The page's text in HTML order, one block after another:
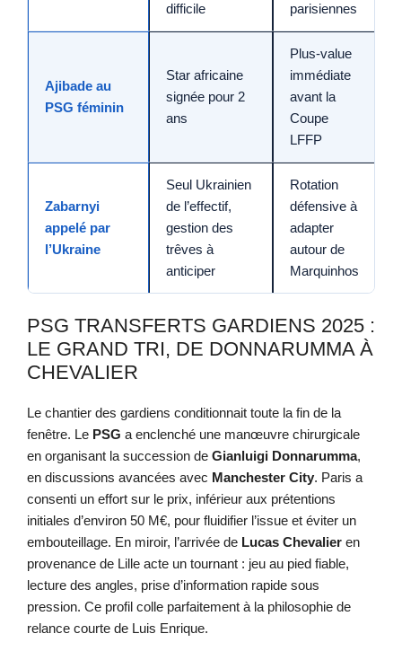
difficile
parisiennes
Ajibade au
PSG féminin
Star africaine
signée pour 2
ans
Plus-value
immédiate
avant la
Coupe
LFFP
Zabarnyi
appelé par
l’Ukraine
Seul Ukrainien
de l’effectif,
gestion des
trêves à
anticiper
Rotation
défensive à
adapter
autour de
Marquinhos
PSG TRANSFERTS GARDIENS 2025 :
LE GRAND TRI, DE DONNARUMMA À
CHEVALIER
Le chantier des gardiens conditionnait toute la fin de la
fenêtre. Le PSG a enclenché une manœuvre chirurgicale
en organisant la succession de Gianluigi Donnarumma,
en discussions avancées avec Manchester City. Paris a
consenti un effort sur le prix, inférieur aux prétentions
initiales d’environ 50 M€, pour fluidifier l’issue et éviter un
embouteillage. En miroir, l’arrivée de Lucas Chevalier en
provenance de Lille acte un tournant : jeu au pied fiable,
lecture des angles, prise d’information rapide sous
pression. Ce profil colle parfaitement à la philosophie de
relance courte de Luis Enrique.